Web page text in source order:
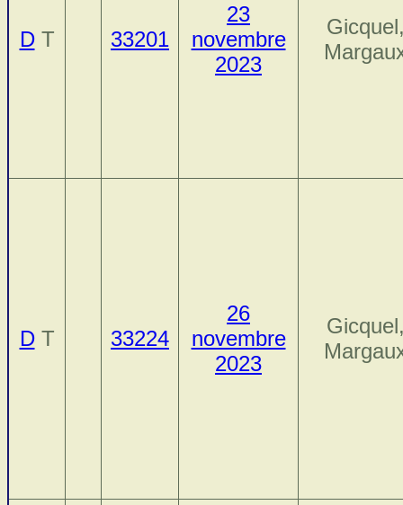
DT 33201
23
novembre
2023
DT 33224
26
novembre
2023